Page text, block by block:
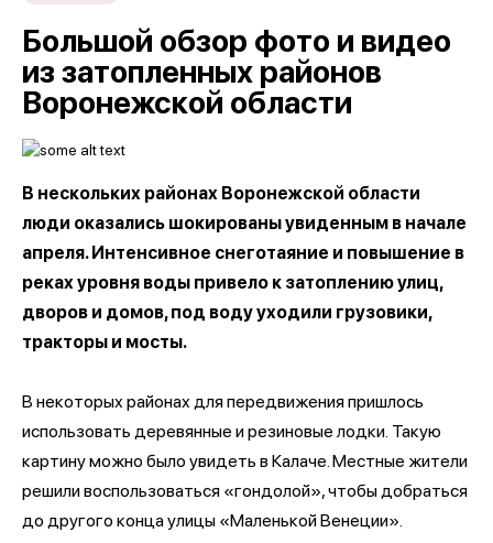
Большой обзор фото и видео
из затопленных районов
Воронежской области
В нескольких районах Воронежской области
люди оказались шокированы увиденным в начале
апреля. Интенсивное снеготаяние и повышение в
реках уровня воды привело к затоплению улиц,
дворов и домов, под воду уходили грузовики,
тракторы и мосты.
В некоторых районах для передвижения пришлось
использовать деревянные и резиновые лодки. Такую
картину можно было увидеть в Калаче. Местные жители
решили воспользоваться «гондолой», чтобы добраться
до другого конца улицы «Маленькой Венеции».